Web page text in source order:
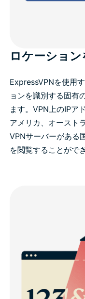
ロケーション
ExpressVPNを使用
ョンを識別する固有
ます。VPN上のIPア
アメリカ、オースト
VPNサーバーがある
を閲覧することがで